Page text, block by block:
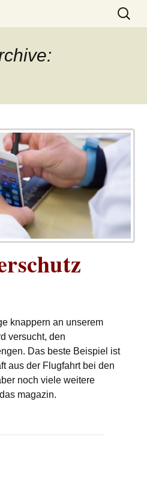
Suchen
nach:
knappern an unserem
versucht, den
Das beste Beispiel ist
aus der Flugfahrt bei den
noch viele weitere
magazin.